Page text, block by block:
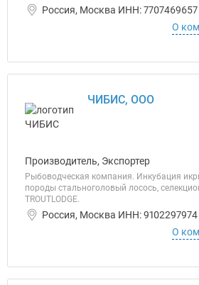
Россия, Москва ИНН: 7707469657
О
ЧИБИС, ООО
Производитель, Экспортер
Рыбоводческая компания. Инкубация
породы стальноголовый лосось,
TROUTLODGE.
Россия, Москва ИНН: 9102297974
О